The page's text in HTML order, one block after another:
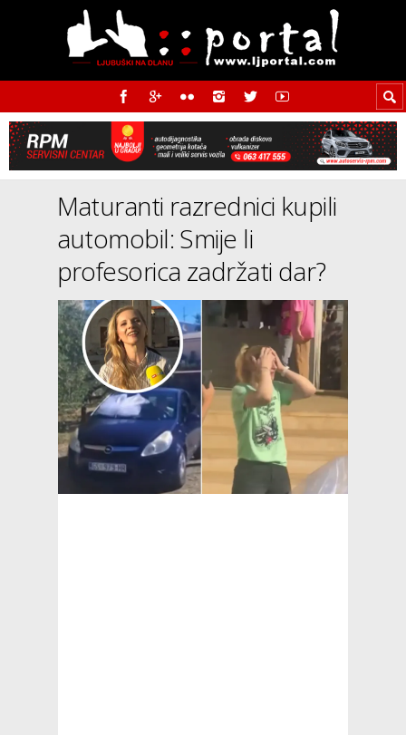
Maturanti razrednici kupili
automobil: Smije li
profesorica zadržati dar?